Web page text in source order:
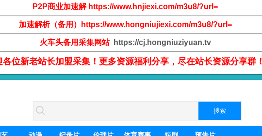
P2P商业加速解 https://www.hnjiexi.com/m3u8/?url=
加速解析（备用）https://www.hongniujiexi.com/m3u8/?url=
火车头备用采集网站https://cj.hongniuziyuan.tv
各位新老站长加盟采集！更多资源福利分享，尽在站长资源分享群！